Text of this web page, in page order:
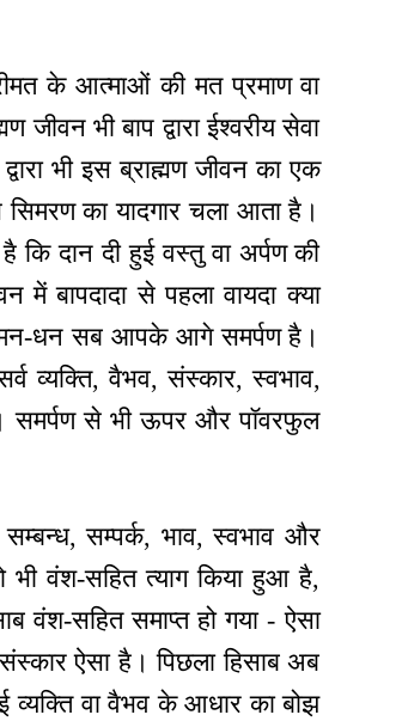
के आत्माओं की मत प्रमाण वा
भी बाप द्वारा ईश्वरीय सेवा
भी इस ब्राह्मण जीवन का एक
का यादगार चला आता है।
कि दान दी हुई वस्तु वा अर्पण की
बापदादा से पहला वायदा क्या
मन-धन सब आपके आगे समर्पण है।
व्यक्ति, वैभव, संस्कार, स्वभाव,
समर्पण से भी ऊपर और पॉवरफुल
सम्बन्ध, सम्पर्क, भाव, स्वभाव और
वंश-सहित त्याग किया हुआ है,
वंश-सहित समाप्त हो गया - ऐसा
ऐसा है। पिछला हिसाब अब
व्यक्ति वा वैभव के आधार का बोझ